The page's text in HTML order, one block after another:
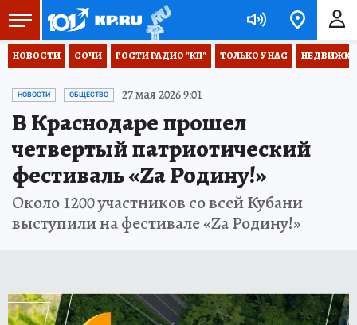
НОВОСТИ СОЧИ ГОСТИ РАДИО "КП" ТОЛЬКО У НАС НЕДВИЖКА
НОВОСТИ ОБЩЕСТВО 27 мая 2026 9:01
В Краснодаре прошел
четвертый патриотический
фестиваль «Zа Родину!»
Около 1200 участников со всей Кубани
выступили на фестивале «Zа Родину!»